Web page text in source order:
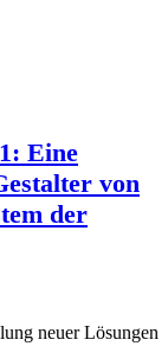
Eine
von
der
neuer Lösungen